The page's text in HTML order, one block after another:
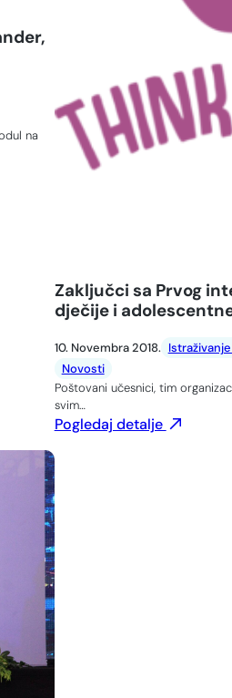
na
Zaključci sa Prvog
dječije i
10. Novembra 2018.
Novosti
Poštovani učesnici, tim
svim…
Pogledaj detalje